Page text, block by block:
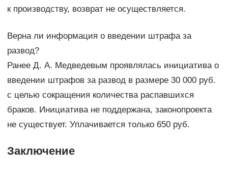
к производству, возврат не осуществляется.
Верна ли информация о введении штрафа за
развод?
Ранее Д. А. Медведевым проявлялась инициатива о
введении штрафов за развод в размере 30 000 руб.
с целью сокращения количества распавшихся
браков. Инициатива не поддержана, законопроекта
не существует. Уплачивается только 650 руб.
Заключение